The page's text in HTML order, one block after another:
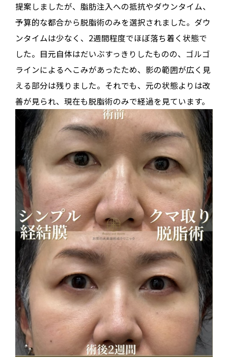
提案しましたが、脂肪注入への抵抗やダウンタイム、
予算的な都合から脱脂術のみを選択されました。ダウ
ンタイムは少なく、2週間程度でほぼ落ち着く状態で
した。目元自体はだいぶすっきりしたものの、ゴルゴ
ラインによるへこみがあったため、影の範囲が広く見
える部分は残りました。それでも、元の状態よりは改
善が見られ、現在も脱脂術のみで経過を見ています。